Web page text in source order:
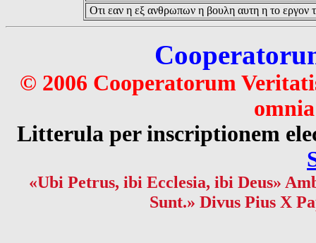
Οτι εαν η εξ ανθρωπων η βουλη αυτη η το εργον
© 2006 Cooperatorum
Litterula per inscriptionem
«Ubi Petrus, ibi Ecclesia, ibi Deus»
Sunt.» Divus Pius X